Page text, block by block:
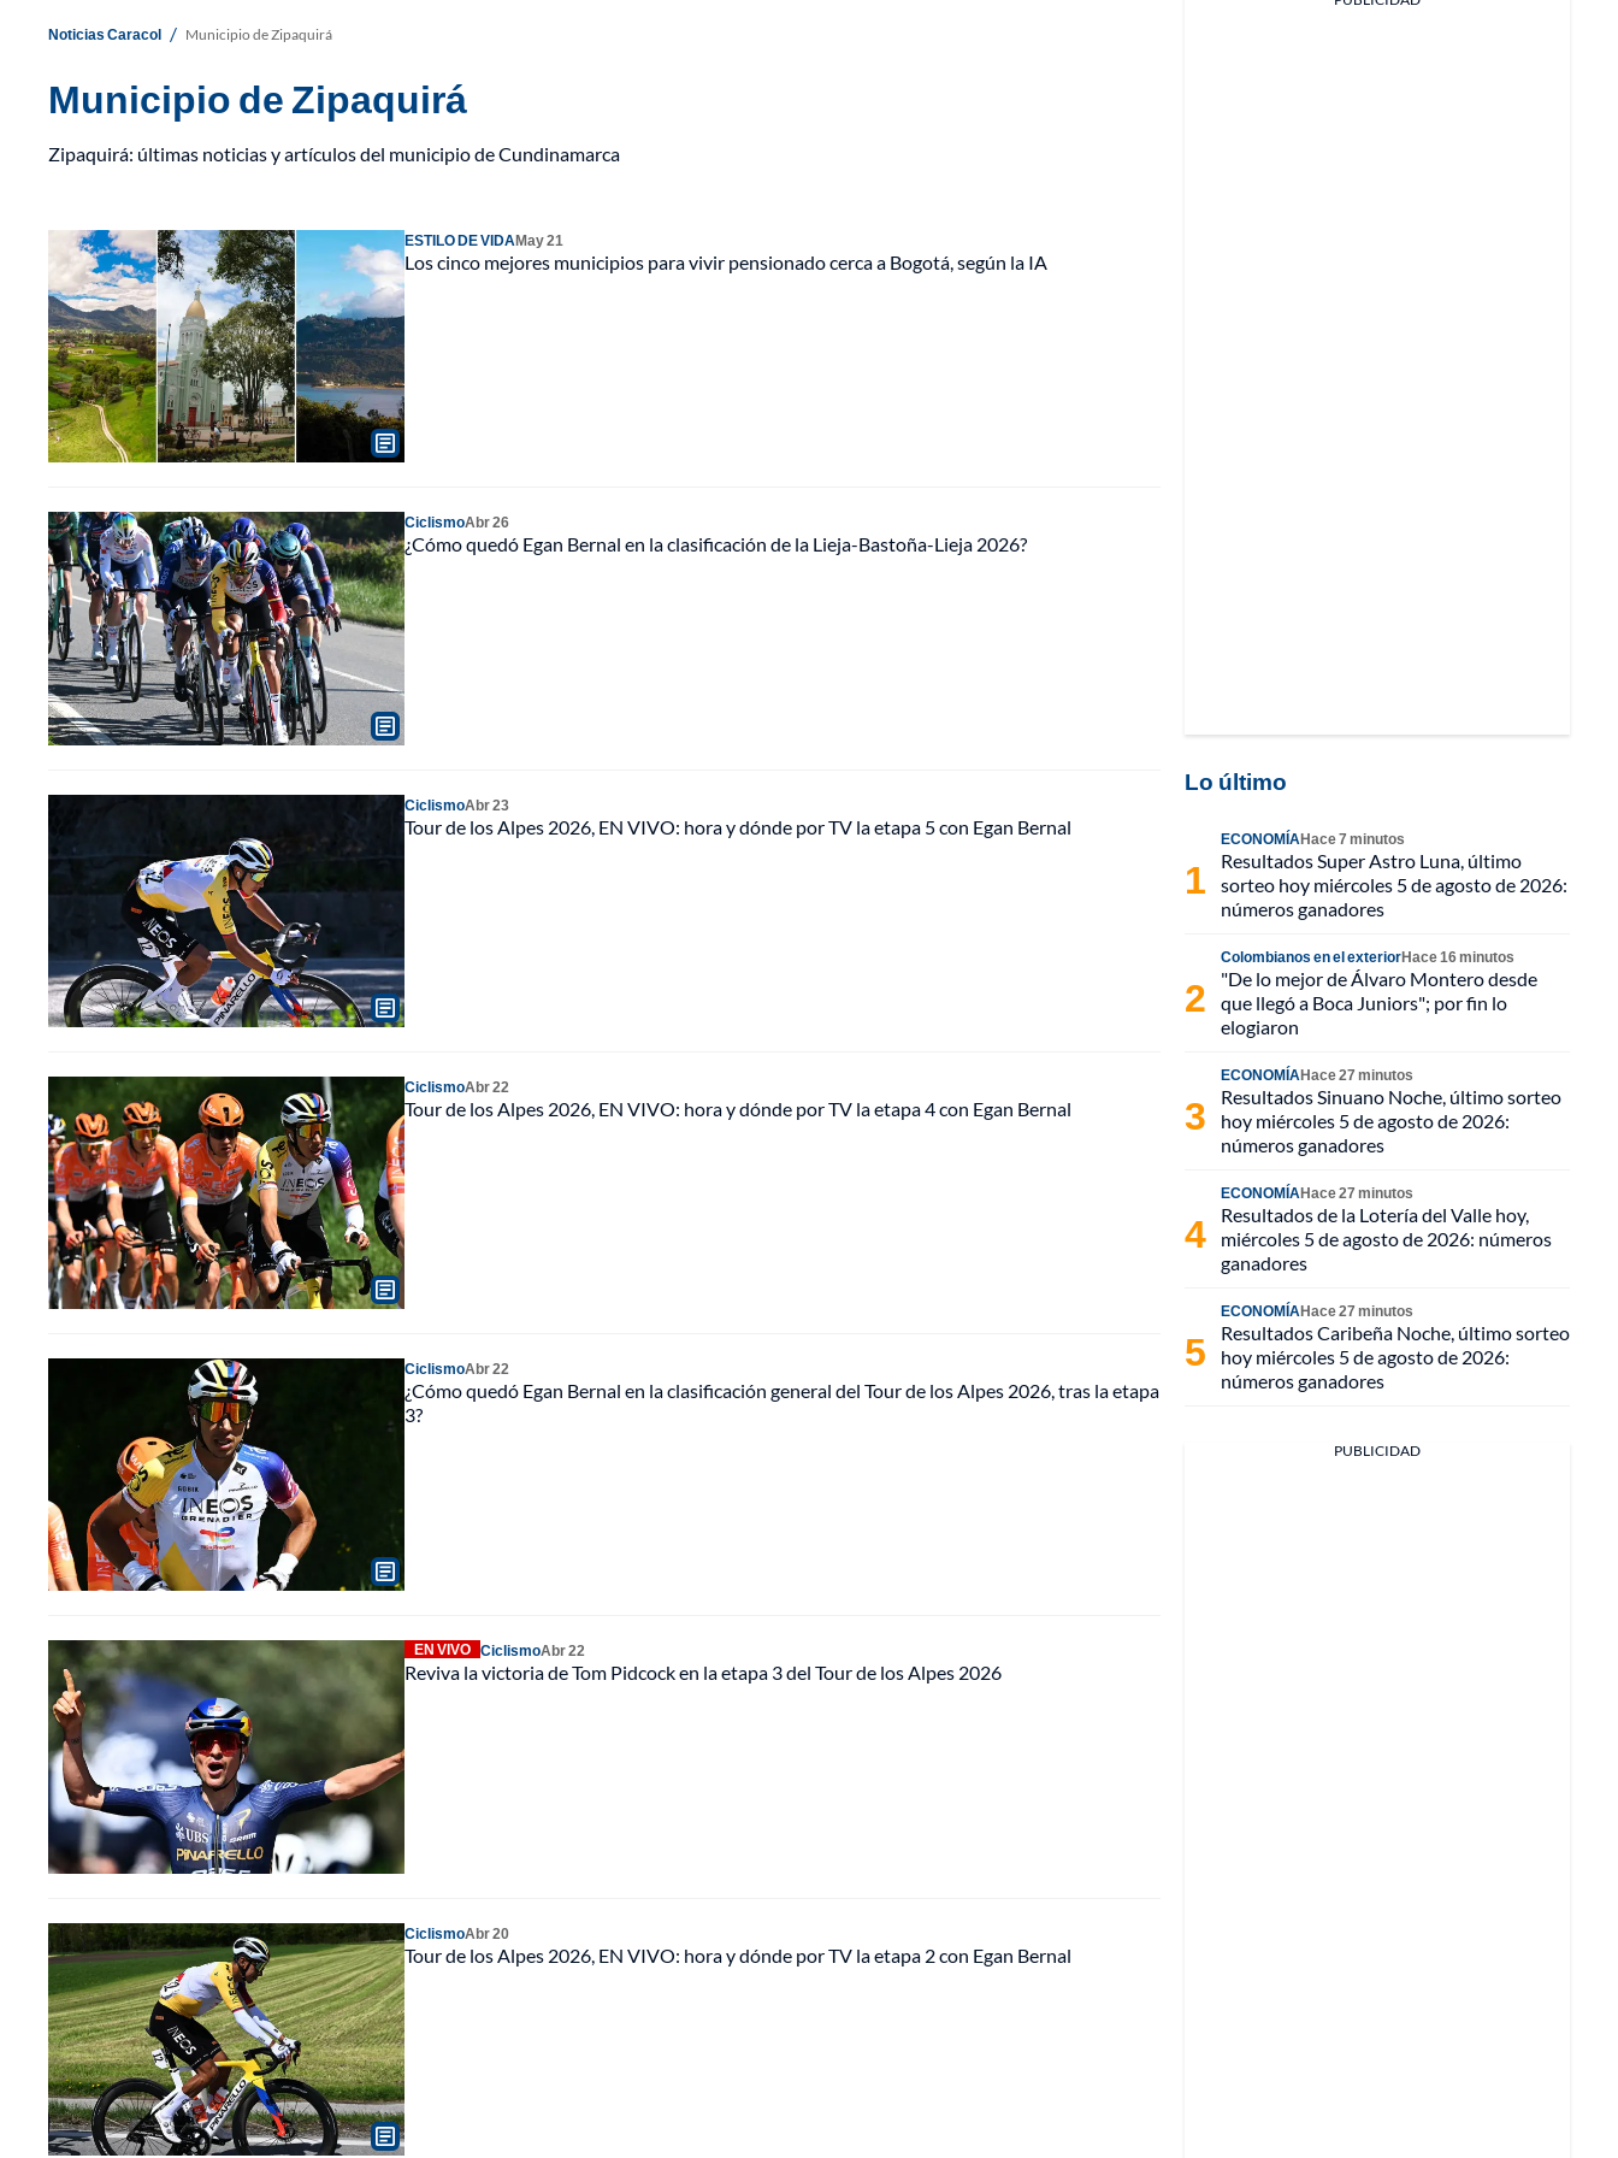
Noticias Caracol / Municipio de Zipaquirá
Municipio de Zipaquirá
Zipaquirá: últimas noticias y artículos del municipio de Cundinamarca
ESTILO DE VIDAMay 21
Los cinco mejores municipios para vivir pensionado cerca a Bogotá, según la IA
CiclismoAbr 26
¿Cómo quedó Egan Bernal en la clasificación de la Lieja-Bastoña-Lieja 2026?
CiclismoAbr 23
Tour de los Alpes 2026, EN VIVO: hora y dónde por TV la etapa 5 con Egan Bernal
CiclismoAbr 22
Tour de los Alpes 2026, EN VIVO: hora y dónde por TV la etapa 4 con Egan Bernal
CiclismoAbr 22
¿Cómo quedó Egan Bernal en la clasificación general del Tour de los Alpes 2026, tras la etapa
3?
EN VIVO CiclismoAbr 22
Reviva la victoria de Tom Pidcock en la etapa 3 del Tour de los Alpes 2026
CiclismoAbr 20
Tour de los Alpes 2026, EN VIVO: hora y dónde por TV la etapa 2 con Egan Bernal
Lo último
ECONOMÍAHace 7 minutos
Resultados Super Astro Luna, último
sorteo hoy miércoles 5 de agosto de 2026:
números ganadores
Colombianos en el exteriorHace 16 minutos
"De lo mejor de Álvaro Montero desde
que llegó a Boca Juniors"; por fin lo
elogiaron
ECONOMÍAHace 27 minutos
Resultados Sinuano Noche, último sorteo
hoy miércoles 5 de agosto de 2026:
números ganadores
ECONOMÍAHace 27 minutos
Resultados de la Lotería del Valle hoy,
miércoles 5 de agosto de 2026: números
ganadores
ECONOMÍAHace 27 minutos
Resultados Caribeña Noche, último sorteo
hoy miércoles 5 de agosto de 2026:
números ganadores
PUBLICIDAD